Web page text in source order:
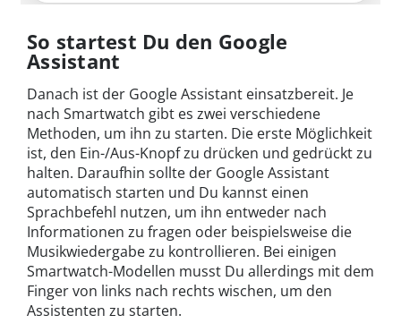
So startest Du den Google
Assistant
Danach ist der Google Assistant einsatzbereit. Je
nach Smartwatch gibt es zwei verschiedene
Methoden, um ihn zu starten. Die erste Möglichkeit
ist, den Ein-/Aus-Knopf zu drücken und gedrückt zu
halten. Daraufhin sollte der Google Assistant
automatisch starten und Du kannst einen
Sprachbefehl nutzen, um ihn entweder nach
Informationen zu fragen oder beispielsweise die
Musikwiedergabe zu kontrollieren. Bei einigen
Smartwatch-Modellen musst Du allerdings mit dem
Finger von links nach rechts wischen, um den
Assistenten zu starten.